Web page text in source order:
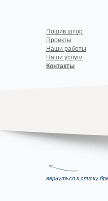
Пошив штор
Проекты
Наши работы
Наши услуги
Контакты
вернуться к списку